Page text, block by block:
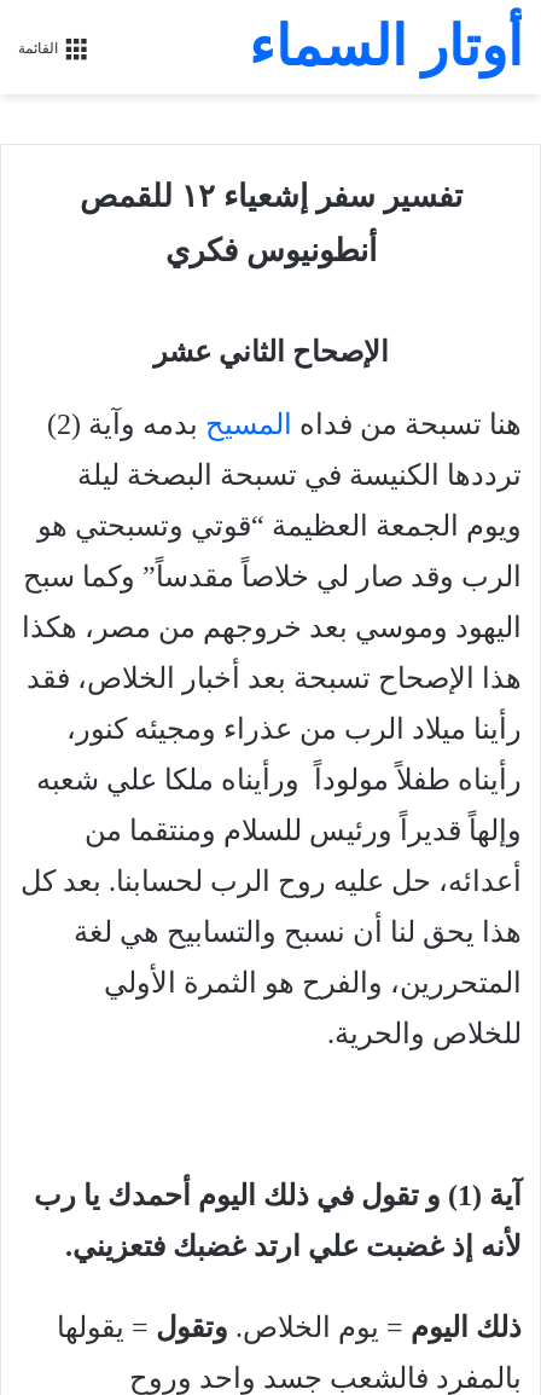
القائمة أوتار السماء
تفسير سفر إشعياء ١٢ للقمص
أنطونيوس فكري
الإصحاح الثاني عشر
هنا تسبحة من فداه المسيح
بدمه وآية (2)
ترددها الكنيسة في تسبحة البصخة ليلة
ويوم الجمعة العظيمة “قوتي وتسبحتي هو
الرب وقد صار لي خلاصاً مقدساً” وكما سبح
اليهود وموسي بعد خروجهم من مصر، هكذا
هذا الإصحاح تسبحة بعد أخبار الخلاص، فقد
رأينا ميلاد الرب من عذراء ومجيئه كنور،
رأيناه طفلاً مولوداً ورأيناه ملكا علي شعبه
وإلهاً قديراً ورئيس للسلام ومنتقما من
أعدائه، حل عليه روح الرب لحسابنا. بعد كل
هذا يحق لنا أن نسبح والتسابيح هي لغة
المتحررين، والفرح هو الثمرة الأولي
للخلاص والحرية.
آية (1) و تقول في ذلك اليوم أحمدك يا رب
لأنه إذ غضبت علي ارتد غضبك فتعزيني.
ذلك اليوم = يوم الخلاص. وتقول = يقولها
بالمفرد فالشعب جسد واحد وروح